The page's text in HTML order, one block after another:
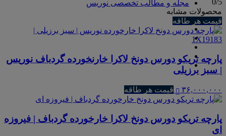
مجله و مطالب تخصصی نوریس
محصولات مشابه
قیمت هر طاقه
پارچه تریکو دورس دونخ لاکرا خارنخورده گردباف نوریس
| سبز برزیلی
۳۶,۰۰۰,۰۰۰ قیمت هر طاقه
پارچه تریکو دورس دونخ لاکرا خارخورده گردباف | فیروزه
ای